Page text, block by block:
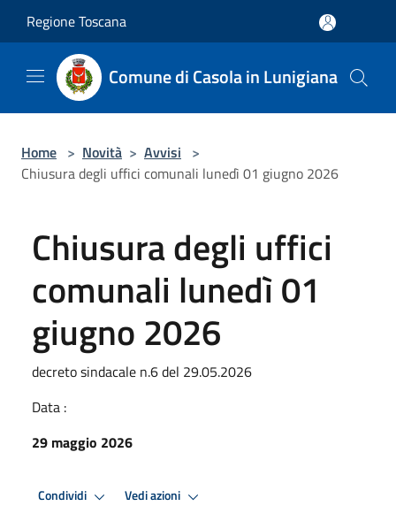
Regione Toscana
Comune di Casola in Lunigiana
Home > Novità > Avvisi >
Chiusura degli uffici comunali lunedì 01 giugno 2026
Chiusura degli uffici
comunali lunedì 01
giugno 2026
decreto sindacale n.6 del 29.05.2026
Data :
29 maggio 2026
Condividi Vedi azioni